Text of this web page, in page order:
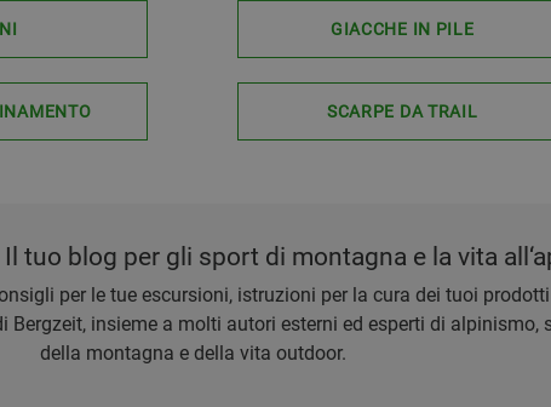
GIACCHE IN PILE
SCARPE DA TRAIL
tuo blog per gli sport di montagna e la vita
per le tue escursioni, istruzioni per la cura dei tuoi
insieme a molti autori esterni ed esperti di
della montagna e della vita outdoor.